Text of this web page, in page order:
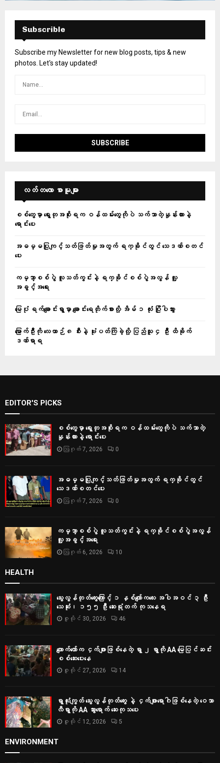
Subscrible
Subscribe my Newsletter for new blog posts, tips & new
photos. Let's stay updated!
လတ်တ‌လော စာမူများ
စစ်တွေမှာ ရွေးတုအစိုးရက ဝန်ထမ်းတွေကိုပဲ သက်သာတဲ့နှုန်းထားနဲ့
ရောင်းပေး
အဓမ္မပြုကျင့်သတ်ဖြတ်မှုအတွက် ရက္ခိုင်တွင် သေဒဏ်စတင်
ပေး
ကမ္ဘာ့စစ်ပွဲ လူသတ်ကွင်းနဲ့ ရက္ခိုင်စစ်ပွဲအလွန် လူ့
အခွင့်အရေး
မြေပုံ ရက်ချောင်းရွာမှာ ချောင်းရေတိုက်စားလို့ အိမ် ၁ လုံး ပြိုပါသွား
မြောက်ဦးကို လေယာဉ် ၈ စီးနဲ့ ဗုံးပတ်ကြဲခဲ့လို့ ပြည်သူ ၄ ဦး ထိခိုက်
ဒဏ်ရာရ
EDITOR'S PICKS
စစ်တွေမှာ ရွေးတုအစိုးရက ဝန်ထမ်းတွေကိုပဲ သက်သာတဲ့
နှုန်းထားနဲ့ ရောင်းပေး
ဩဂုတ် 7, 2026 0
အဓမ္မပြုကျင့်သတ်ဖြတ်မှုအတွက် ရက္ခိုင်တွင်
သေဒဏ်စတင်ပေး
ဩဂုတ် 7, 2026 0
ကမ္ဘာ့စစ်ပွဲ လူသတ်ကွင်းနဲ့ ရက္ခိုင်စစ်ပွဲအလွန်
လူ့အခွင့်အရေး
ဩဂုတ် 6, 2026 10
HEALTH
သွေးလွန်တုတ်ကွေးကြောင့် ၁ နှစ်ကျော်ကလေး အပါအဝင် ၃ ဦး
သေဆုံး၊ ၁၅၅ ဦး ဆေးရုံတက် ကုသနေရ
ဇူလိုင် 30, 2026 46
ကျောက်တော်က ငှက်ဖျားဖြစ်နေတဲ့ ရွာ ၂ ရွာကို AA မြေပြင်ဆင်း
စစ်‌ဆေးပေးနေ
ဇူလိုင် 27, 2026 14
ရွာလုံးကျွတ် သွေးလွန်တုတ်ကွေး နဲ့ ငှက်ဖျားရောဂါဖြစ်နေတဲ့ ဝေသာ
လီရွာကို AA သွားရောက် ဆေးကုသပေး
ဇူလိုင် 12, 2026 5
ENVIRONMENT